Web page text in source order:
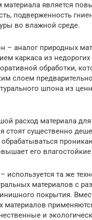
является
подверженность
во влажной среде.
– аналог природных
каркаса из
обработки,
слоем предварительно
шпона из
расход материала
стоят существенно
его
используется та же
материалов с
покрытия.
материалов
и